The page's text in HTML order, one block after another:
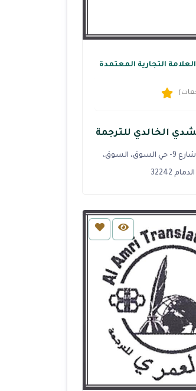
التجارية المعتمدة
الخالدي للترجمة
C4Q4+RQW، شارع 9- حي السوق، السوق،
الدمام 32242